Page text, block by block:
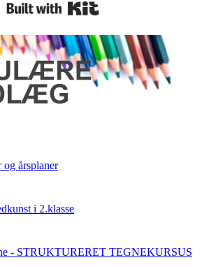
årsplaner
i 2.klasse
- STRUKTURERET TEGNEKURSUS